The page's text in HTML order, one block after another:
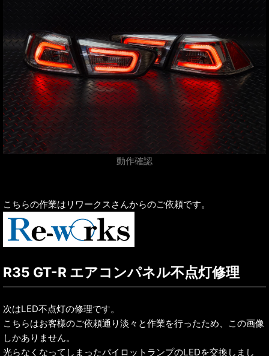
動作確認
こちらの作業はリワークスさんからのご依頼です。
R35 GT-R エアコンパネル不点灯修理
次はLED不点灯の修理です。
こちらはお客様のご依頼通り淡々と作業を行ったため、この画像
しかありません。
光らなくなってしまったパイロットランプのLEDを交換しまし